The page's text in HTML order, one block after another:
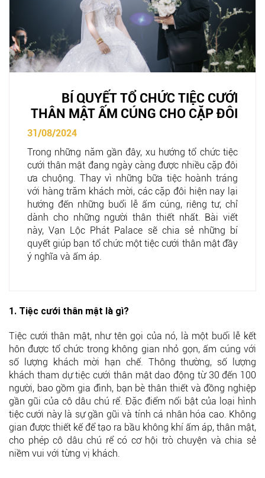
BÍ QUYẾT TỔ CHỨC TIỆC CƯỚI
THÂN MẬT ẤM CÚNG CHO CẶP ĐÔI
31/08/2024
Trong những năm gần đây, xu hướng tổ chức tiệc
cưới thân mật đang ngày càng được nhiều cặp đôi
ưa chuộng. Thay vì những bữa tiệc hoành tráng
với hàng trăm khách mời, các cặp đôi hiện nay lại
hướng đến những buổi lễ ấm cúng, riêng tư, chỉ
dành cho những người thân thiết nhất. Bài viết
này,Vạn Lộc Phát Palace sẽ chia sẻ những bí
quyết giúp bạn tổ chức một tiệc cưới thân mật đầy
ý nghĩa và ấm áp.
1. Tiệc cưới thân mật là gì?
Tiệc cưới thân mật, như tên gọi của nó, là một buổi lễ kết
hôn được tổ chức trong không gian nhỏ gọn, ấm cúng với
số lượng khách mời hạn chế. Thông thường, số lượng
khách tham dự tiệc cưới thân mật dao động từ 30 đến 100
người, bao gồm gia đình, bạn bè thân thiết và đồng nghiệp
gần gũi của cô dâu chú rể. Đặc điểm nổi bật của loại hình
tiệc cưới này là sự gần gũi và tính cá nhân hóa cao. Không
gian được thiết kế để tạo ra bầu không khí ấm áp, thân mật,
cho phép cô dâu chú rể có cơ hội trò chuyện và chia sẻ
niềm vui với từng vị khách.